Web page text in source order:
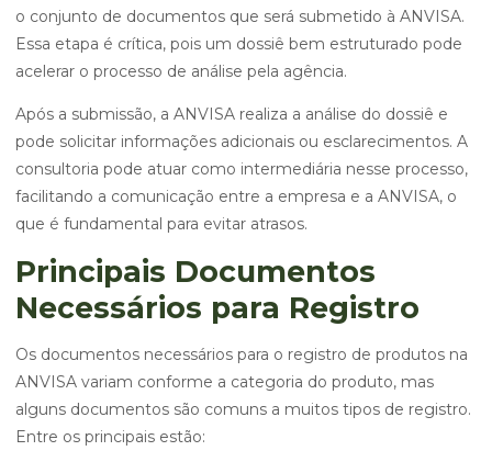
o conjunto de documentos que será submetido à ANVISA.
Essa etapa é crítica, pois um dossiê bem estruturado pode
acelerar o processo de análise pela agência.
Após a submissão, a ANVISA realiza a análise do dossiê e
pode solicitar informações adicionais ou esclarecimentos. A
consultoria pode atuar como intermediária nesse processo,
facilitando a comunicação entre a empresa e a ANVISA, o
que é fundamental para evitar atrasos.
Principais Documentos
Necessários para Registro
Os documentos necessários para o registro de produtos na
ANVISA variam conforme a categoria do produto, mas
alguns documentos são comuns a muitos tipos de registro.
Entre os principais estão: